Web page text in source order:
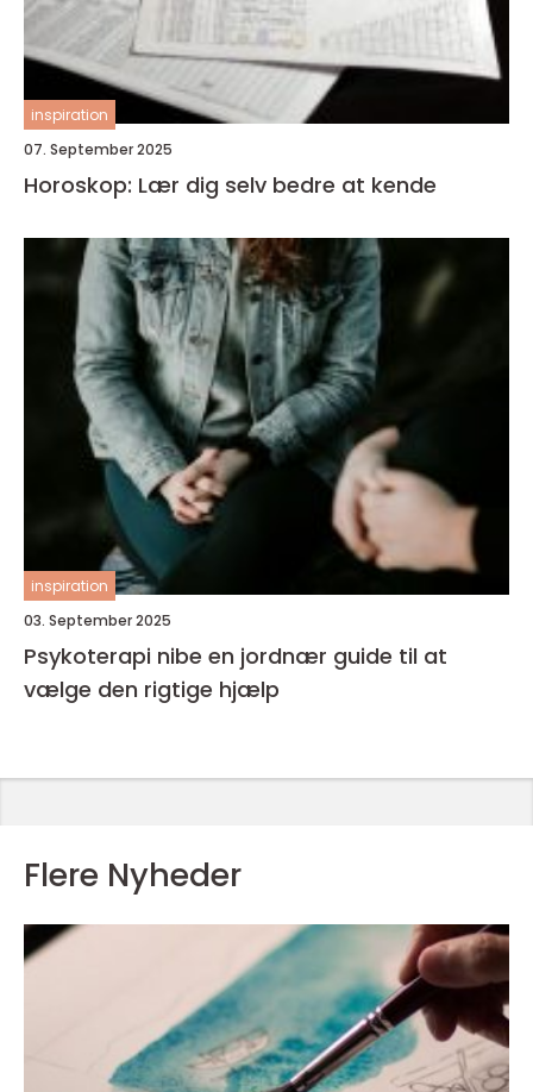
inspiration
07. September 2025
Horoskop: Lær dig selv bedre at kende
inspiration
03. September 2025
Psykoterapi nibe en jordnær guide til at
vælge den rigtige hjælp
Flere Nyheder